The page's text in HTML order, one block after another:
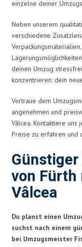
einzelne deiner
Neben unserem
verschiedene
deinen Umzug
konzentrieren: dein
Vertraue dem
angenehmen und
Vâlcea. Kontaktiere
Preise zu erfahren und
von Fürth
Vâlcea
Du planst einen
suchst nach einem
bei Umzugsmeister